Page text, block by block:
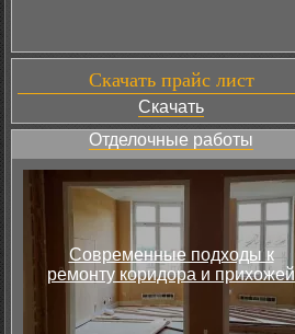
Скачать прайс лист
Скачать
Отделочные работы
Современные подходы к
ремонту коридора и прихожей